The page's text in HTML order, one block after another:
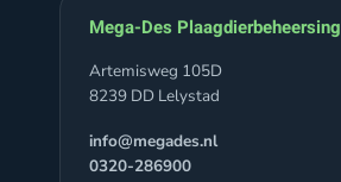
Mega-Des Plaagdierbeheersing
Artemisweg 105D
8239 DD Lelystad
info@megades.nl
0320-286900